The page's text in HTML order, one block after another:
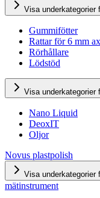
Visa underkategorier
Gummifötter
Rattar för 6 mm
Rörhållare
Lödstöd
Visa underkategorier
Nano Liquid
DeoxIT
Oljor
Novus plastpolish
Visa underkategorier
mätinstrument